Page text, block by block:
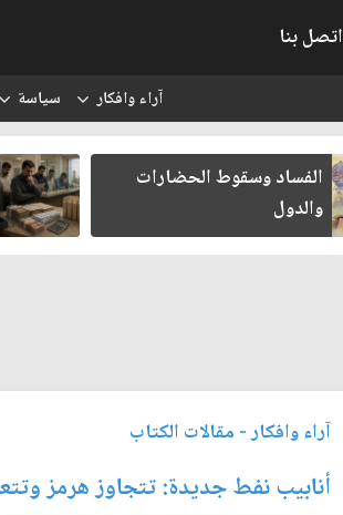
اتصل بنا
آراء وافكار سياسة
رواتب الموظفين على صفيح
ساخن
آراء وافكار- مقالات الكتاب
أنابيب نفط جديدة: تتجاوز هرمز